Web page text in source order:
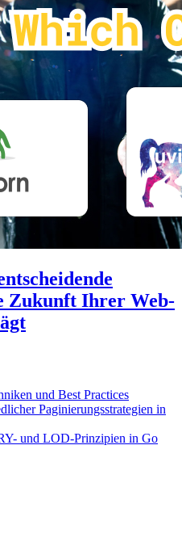
Zukunft Ihrer Web-
und Best Practices
Paginierungsstrategien in
und LOD-Prinzipien in Go